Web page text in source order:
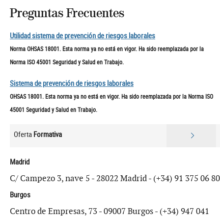
Preguntas Frecuentes
Utilidad sistema de prevención de riesgos laborales
Norma OHSAS 18001. Esta norma ya no está en vigor. Ha sido reemplazada por la
Norma ISO 45001 Seguridad y Salud en Trabajo.
Sistema de prevención de riesgos laborales
OHSAS 18001. Esta norma ya no está en vigor. Ha sido reemplazada por la Norma ISO
45001 Seguridad y Salud en Trabajo.
Oferta Formativa
Madrid
C/ Campezo 3, nave 5 - 28022 Madrid - (+34) 91 375 06 80
Burgos
Centro de Empresas, 73 - 09007 Burgos - (+34) 947 041